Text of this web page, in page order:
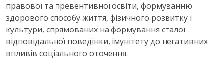
правової та превентивної освіти, формуванню
здорового способу життя, фізичного розвитку і
культури, спрямованих на формування сталої
відповідальної поведінки, імунітету до негативних
впливів соціального оточення.